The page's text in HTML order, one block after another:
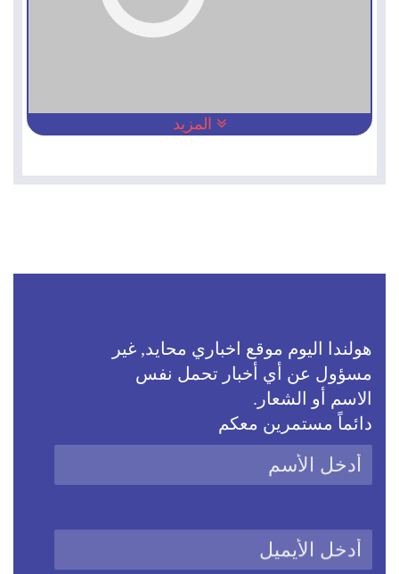
المزيد
هولندا اليوم موقع اخباري محايد, غير
مسؤول عن أي أخبار تحمل نفس
الاسم أو الشعار.
دائماً مستمرين معكم